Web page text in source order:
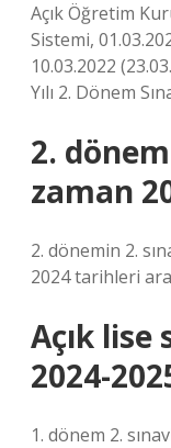
Açık Öğretim
Sistemi,
10.03.2022
Yılı 2. Dönem
2.
zaman
2. dönemin 2.
2024 tarihleri
Açık lise
2024-
1. dönem 2.